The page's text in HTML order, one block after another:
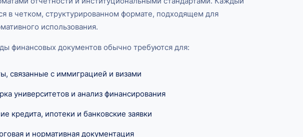
в четком, структурированном формате, подходящем для
использования.
финансовых документов обычно требуются для:
связанные с иммиграцией и визами
университетов и анализ финансирования
кредита, ипотеки и банковские заявки
и нормативная документация